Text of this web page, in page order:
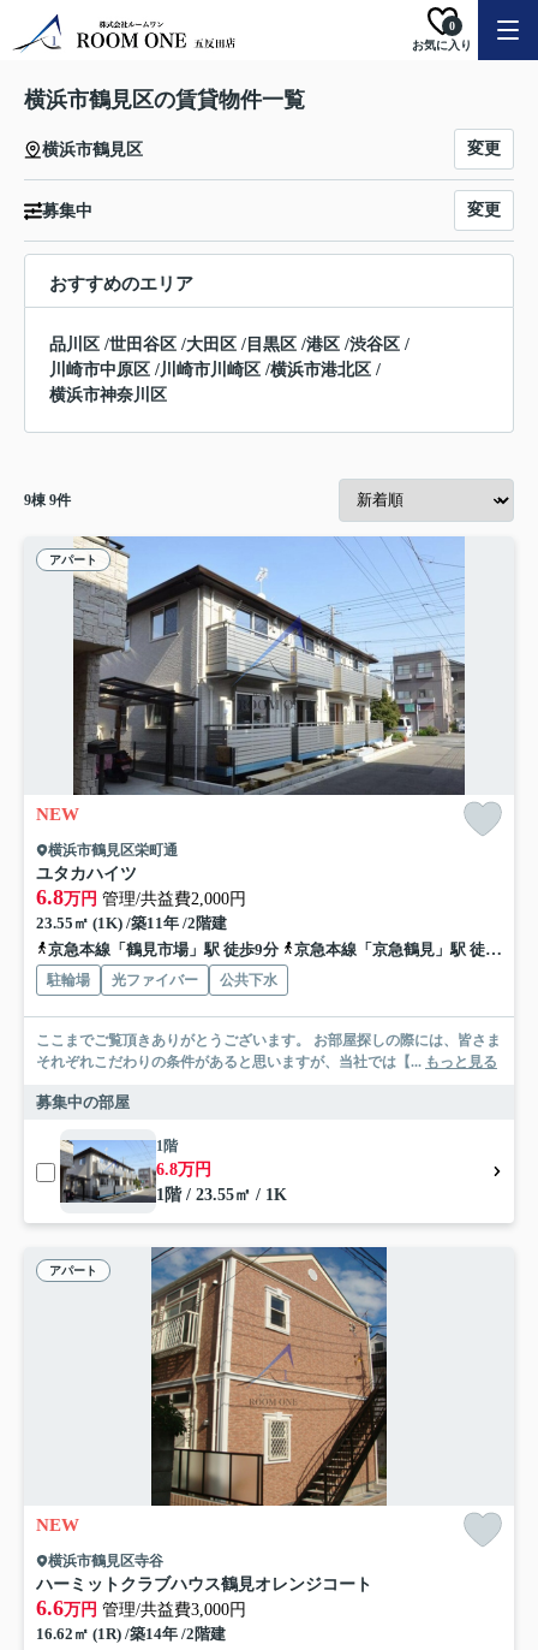
お気に入り
0
横浜市鶴見区の賃貸物件一覧
横浜市鶴見区 変更
募集中 変更
おすすめのエリア
品川区 /世田谷区 /大田区 / 目黒区 /港区 /渋谷区 /
川崎市中原区 /川崎市川崎区 /横浜市港北区 /
横浜市神奈川区
9棟 9件
アパート
NEW
横浜市鶴見区栄町通
ユタカハイツ
6.8万円 管理/共益費2,000円
23.55㎡ (1K) /築11年 /2階建
京急本線「鶴見市場」駅 徒歩9分
京急本線「京急鶴見」駅 徒歩18分
駐輪場 光ファイバー 公共下水
ここまでご覧頂きありがとうございます。 お部屋探しの際には、皆さま
それぞれこだわりの条件があると思いますが、当社では【... もっと見る
募集中の部屋
1階
6.8万円
1階 / 23.55㎡ / 1K
アパート
NEW
横浜市鶴見区寺谷
ハーミットクラブハウス鶴見オレンジコート
6.6万円 管理/共益費3,000円
16.62㎡ (1R) /築14年 /2階建